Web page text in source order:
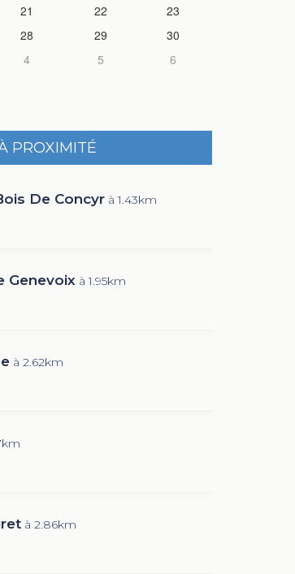
21 22
23
28 29
30
4 5 6
PROXIMITÉ
De Concyr à 1.43km
Genevoix à 1.95km
à 2.62km
à 2.86km